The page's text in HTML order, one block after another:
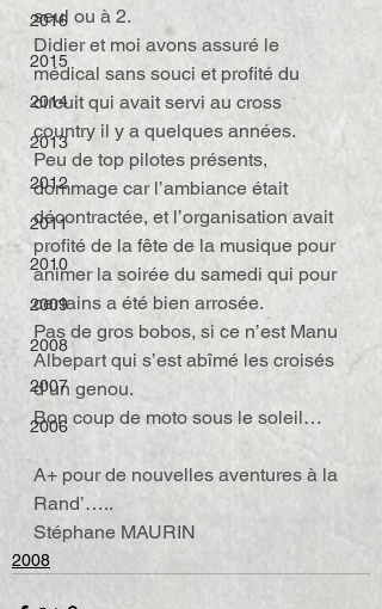
2016
2015
2014
2013
2012
2011
2010
2009
2008
2007
2006
seul ou à 2.
Didier et moi avons assuré le
médical sans souci et profité du
circuit qui avait servi au cross
country il y a quelques années.
Peu de top pilotes présents,
dommage car l’ambiance était
décontractée, et l’organisation avait
profité de la fête de la musique pour
animer la soirée du samedi qui pour
certains a été bien arrosée.
Pas de gros bobos, si ce n’est Manu
Albepart qui s’est abîmé les croisés
d’un genou.
Bon coup de moto sous le soleil…
A+ pour de nouvelles aventures à la
Rand’…..
Stéphane MAURIN
2008